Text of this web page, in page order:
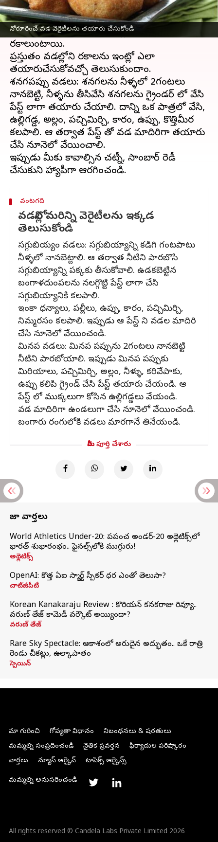
నోరూరించే వడ వెరైటీలను తయారు చేసుకోండి
పొద్దున్న లేవగానే ఏ టిఫిన్ తిందామని వెతుక్కునే వారికి
వడ ఊరిస్తూ ఉంటుంది. చట్నీ, సాంబర్ తో వడ తింటే
వచ్చే ఆనందమే వేరు. ఈ వడల్లో చాలా
రకాలుంటాయి.
ప్రస్తుతం వడల్లోని రకాలను ఇంట్లో ఎలా
తయారుచేసుకోవచ్చో తెలుసుకుందాం.
శనగపప్పు వడలు: శనగలను నీళ్ళలో 2గంటలు
నానబెట్టి, నీళ్ళను తీసివేసి శనగలను గ్రైండర్ లో వేసి
పేస్ట్ లాగా తయారు చేయాలి. దాన్ని ఒక పాత్రలో వేసి,
ఉల్లిగడ్డ, అల్లం, పచ్చిమిర్చి, కారం, ఉప్పు, కొత్తిమీర
కలపాలి. ఆ తర్వాత పేస్ట్ తో వడ మాదిరిగా తయారు
చేసి నూనెలో వేయించాలి.
ఇప్పుడు మీకు కావాల్సిన చట్నీ, సాంబార్ రెడీ
వంటగది
వడల్లోని మరిన్ని వెరైటీలను ఇక్కడ
తెలుసుకోండి
సగ్గుబియ్యం వడలు: సగ్గుబియ్యాన్ని కడిగి గంటపాటు
నీళ్ళలో నానబెట్టాలి. ఆ తర్వాత నీటిని పారబొసి
సగ్గుబియ్యాన్ని పక్కకు తీసుకోవాలి. ఉడకబెట్టిన
బంగాళదుంపలను నలగ్గొట్టి పేస్ట్ లాగా చేసి
సగ్గుబియ్యానికి కలపాలి.
ఇంకా ధన్యాలు, పల్లీలు, ఉప్పు, కారం, పచ్చిమిర్చి,
నిమ్మరసం కలపాలి. ఇప్పుడు ఆ పేస్ట్ ని వడల మాదిరి
చేసి నూనెలో వేయించండి.
మినప వడలు: మినప పప్పును 2గంటలు నానబెట్టి
నీటిని పారబోయాలి. ఇప్పుడు మినప పప్పుకు
మిరియాలు, పచ్చిమిర్చి, అల్లం, నీళ్ళు, కరివేపాకు,
ఉప్పు కలిపి గ్రైండ్ చేసి పేస్ట్ తయారు చేయండి. ఆ
పేస్ట్ లో ముక్కలుగా కోసిన ఉల్లిగడ్డలు వేయండి.
వడ మాదిరిగా ఉండలుగా చేసి నూనెలో వేయించండి.
బంగారు రంగులోకి వడలు మారగానే తినేయండి.
మీరు పూర్తి చేశారు
తాజా వార్తలు
World Athletics Under-20: ప్రపంచ అండర్-20 అథ్లెటిక్స్‌లో
భారత్‌ శుభారంభం.. ఫైనల్స్‌లోకి ముగ్గురు!
అథ్లెటిక్స్
OpenAI: కొత్త ఏఐ స్మార్ట్ స్పీకర్ ధర ఎంతో తెలుసా?
చాట్‌జీపీటీ
Korean Kanakaraju Review : కొరియన్ కనకరాజు రివ్యూ..
వరుణ్ తేజ్ కామెడీ వర్కౌట్ అయ్యిందా?
వరుణ్ తేజ్
Rare Sky Spectacle: ఆకాశంలో అరుదైన అద్భుతం.. ఒకే రాత్రి
రెండు చీకట్లు, ఉల్కాపాతం
స్పెయిన్
మా గురించి గోప్యతా విధానం
నిబంధనలు & షరతులు
మమ్మల్ని సంప్రదించండి
నైతిక ప్రవర్తన
ఫిర్యాదుల పరిష్కారం
వార్తలు
న్యూస్ ఆర్కైవ్ టాపిక్స్ ఆర్కైవ్స్
మమ్మల్ని అనుసరించండి
All rights reserved © Candela Labs Private Limited 2026